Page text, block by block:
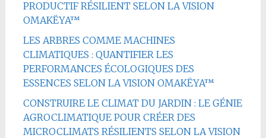
PRODUCTIF RÉSILIENT SELON LA VISION
OMAKËYA™
LES ARBRES COMME MACHINES
CLIMATIQUES : QUANTIFIER LES
PERFORMANCES ÉCOLOGIQUES DES
ESSENCES SELON LA VISION OMAKËYA™
CONSTRUIRE LE CLIMAT DU JARDIN : LE GÉNIE
AGROCLIMATIQUE POUR CRÉER DES
MICROCLIMATS RÉSILIENTS SELON LA VISION